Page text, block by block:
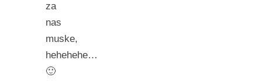
za
nas
muske,
hehehehe…
🙂